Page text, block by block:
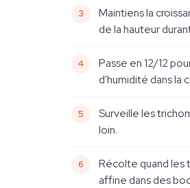
Maintiens la
de la hauteur
Passe en 12/12
d'humidité dans la
Surveille les
loin.
Récolte quand les
affine dans des